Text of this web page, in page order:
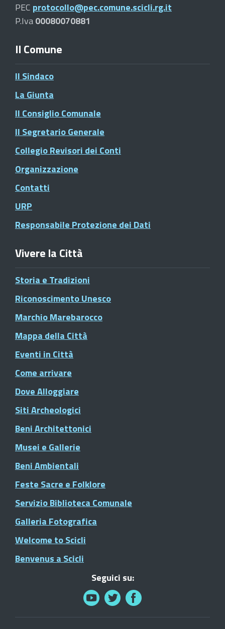
PEC protocollo@pec.comune.scicli.rg.it
P.Iva00080070881
Il Comune
Il Sindaco
La Giunta
Il Consiglio Comunale
Il Segretario Generale
Collegio Revisori dei Conti
Organizzazione
Contatti
URP
Responsabile Protezione dei Dati
Vivere la Città
Storia e Tradizioni
Riconoscimento Unesco
Marchio Marebarocco
Mappa della Città
Eventi in Città
Come arrivare
Dove Alloggiare
Siti Archeologici
Beni Architettonici
Musei e Gallerie
Beni Ambientali
Feste Sacre e Folklore
Servizio Biblioteca Comunale
Galleria Fotografica
Welcome to Scicli
Benvenus a Scicli
Seguici su: